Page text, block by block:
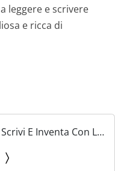
leggere e scrivere
e ricca di
E Inventa Con Le
Bambini 4-6 Anni